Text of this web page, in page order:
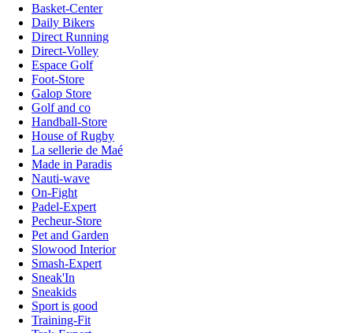
Basket-Center
Daily Bikers
Direct Running
Direct-Volley
Espace Golf
Foot-Store
Galop Store
Golf and co
Handball-Store
House of Rugby
La sellerie de Maé
Made in Paradis
Nauti-wave
On-Fight
Padel-Expert
Pecheur-Store
Pet and Garden
Slowood Interior
Smash-Expert
Sneak'In
Sneakids
Sport is good
Training-Fit